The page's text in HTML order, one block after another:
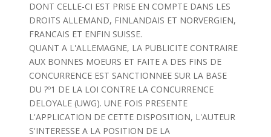
DONT CELLE-CI EST PRISE EN COMPTE DANS LES
DROITS ALLEMAND, FINLANDAIS ET NORVERGIEN,
FRANCAIS ET ENFIN SUISSE.
QUANT A L'ALLEMAGNE, LA PUBLICITE CONTRAIRE
AUX BONNES MOEURS ET FAITE A DES FINS DE
CONCURRENCE EST SANCTIONNEE SUR LA BASE
DU ?º1 DE LA LOI CONTRE LA CONCURRENCE
DELOYALE (UWG). UNE FOIS PRESENTE
L'APPLICATION DE CETTE DISPOSITION, L'AUTEUR
S'INTERESSE A LA POSITION DE LA